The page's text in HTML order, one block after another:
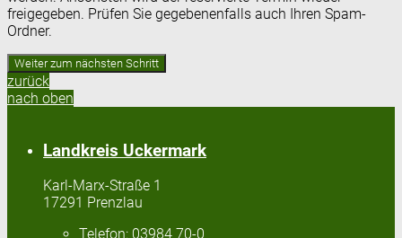
freigegeben. Prüfen Sie gegebenenfalls auch Ihren Spam-
Ordner.
zurück
nach oben
Landkreis Uckermark
Karl-Marx-Straße 1
17291 Prenzlau
Telefon: 03984 70-0